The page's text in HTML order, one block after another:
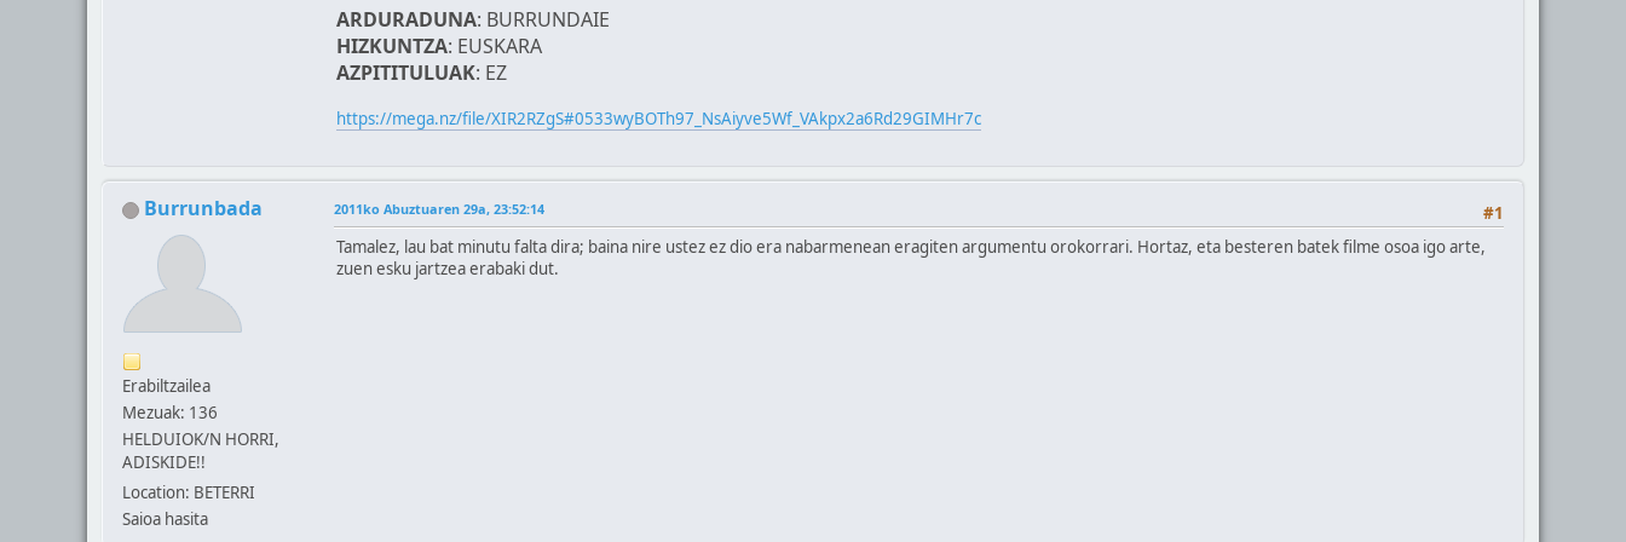
ARDURADUNA: BURRUNDAIE
HIZKUNTZA: EUSKARA
AZPITITULUAK: EZ
https://mega.nz/file/XIR2RZgS#0533wyBOTh97_NsAiyve5Wf_VAkpx2a6Rd29GIMHr7c
Burrunbada
Erabiltzailea
Mezuak: 136
HELDUIOK/N HORRI,
ADISKIDE!!
Location: BETERRI
Saioa hasita
#1
2011ko Abuztuaren 29a, 23:52:14
Tamalez, lau bat minutu falta dira; baina nire ustez ez dio era nabarmenean eragiten argumentu orokorrari. Hortaz, eta besteren batek filme osoa igo arte,
zuen esku jartzea erabaki dut.